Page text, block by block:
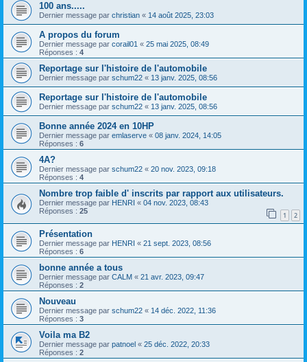
100 ans.....
Dernier message par christian « 14 août 2025, 23:03
A propos du forum
Dernier message par corail01 « 25 mai 2025, 08:49
Réponses : 4
Reportage sur l'histoire de l'automobile
Dernier message par schum22 « 13 janv. 2025, 08:56
Reportage sur l'histoire de l'automobile
Dernier message par schum22 « 13 janv. 2025, 08:56
Bonne année 2024 en 10HP
Dernier message par emlaserve « 08 janv. 2024, 14:05
Réponses : 6
4A?
Dernier message par schum22 « 20 nov. 2023, 09:18
Réponses : 4
Nombre trop faible d' inscrits par rapport aux utilisateurs.
Dernier message par HENRI « 04 nov. 2023, 08:43
Réponses : 25 1 2
Présentation
Dernier message par HENRI « 21 sept. 2023, 08:56
Réponses : 6
bonne année a tous
Dernier message par CALM « 21 avr. 2023, 09:47
Réponses : 2
Nouveau
Dernier message par schum22 « 14 déc. 2022, 11:36
Réponses : 3
Voila ma B2
Dernier message par patnoel « 25 déc. 2022, 20:33
Réponses : 2